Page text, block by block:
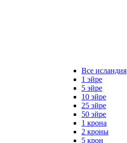
Все исландия
1 эйре
5 эйре
10 эйре
25 эйре
50 эйре
1 крона
2 кроны
5 крон